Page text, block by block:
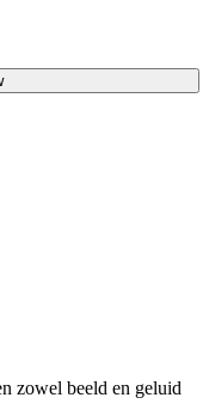
zowel beeld en geluid